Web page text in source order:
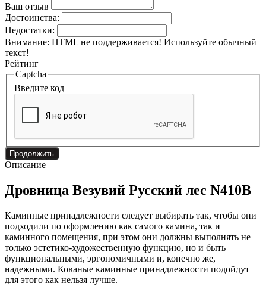
Ваш отзыв
Достоинства:
Недостатки:
Внимание: HTML не поддерживается! Используйте обычный
текст!
Рейтинг
Captcha
Введите код
Продолжить
Описание
Дровница Везувий Русский лес N410B
Каминные принадлежности следует выбирать так, чтобы они
подходили по оформлению как самого камина, так и
каминного помещения, при этом они должны выполнять не
только эстетико-художественную функцию, но и быть
функциональными, эргономичными и, конечно же,
надежными. Кованые каминные принадлежности подойдут
для этого как нельзя лучше.